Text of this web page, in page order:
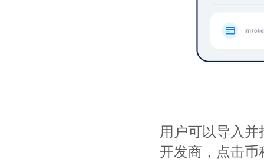
用户可以导入
开发商，点击币